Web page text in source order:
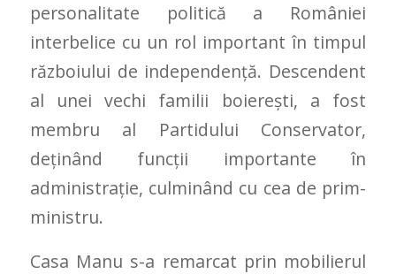
personalitate politică a României
interbelice cu un rol important în timpul
războiului de independență. Descendent
al unei vechi familii boierești, a fost
membru al Partidului Conservator,
deținând funcții importante în
administrație, culminând cu cea de prim-
ministru.
Casa Manu s-a remarcat prin mobilierul